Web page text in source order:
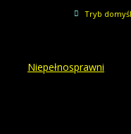
Tryb
Niepełnosprawni